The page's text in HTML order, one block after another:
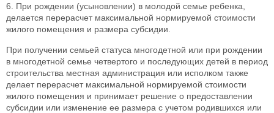
6. При рождении (усыновлении) в молодой семье ребенка,
делается перерасчет максимальной нормируемой стоимости
жилого помещения и размера субсидии.
При получении семьей статуса многодетной или при рождении
в многодетной семье четвертого и последующих детей в период
строительства местная администрация или исполком также
делает перерасчет максимальной нормируемой стоимости
жилого помещения и принимает решение о предоставлении
субсидии или изменение ее размера с учетом родившихся или